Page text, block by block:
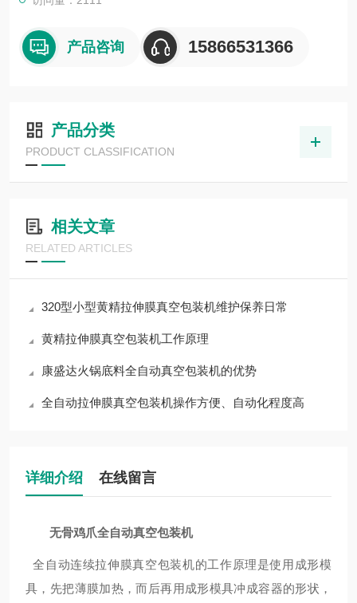
产品咨询 15866531366
产品分类
PRODUCT CLASSIFICATION
相关文章
RELATED ARTICLES
320型小型黄精拉伸膜真空包装机维护保养日常
黄精拉伸膜真空包装机工作原理
康盛达火锅底料全自动真空包装机的优势
全自动拉伸膜真空包装机操作方便、自动化程度高
详细介绍 在线留言
无骨鸡爪全自动真空包装机
全自动连续拉伸膜真空包装机的工作原理是使用成形模
具，先把薄膜加热，而后再用成形模具冲成容器的形状，